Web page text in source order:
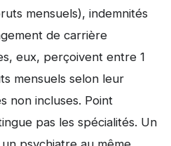
mensuels), indemnités
de carrière
eux, perçoivent entre 1
mensuels selon leur
non incluses. Point
pas les spécialités. Un